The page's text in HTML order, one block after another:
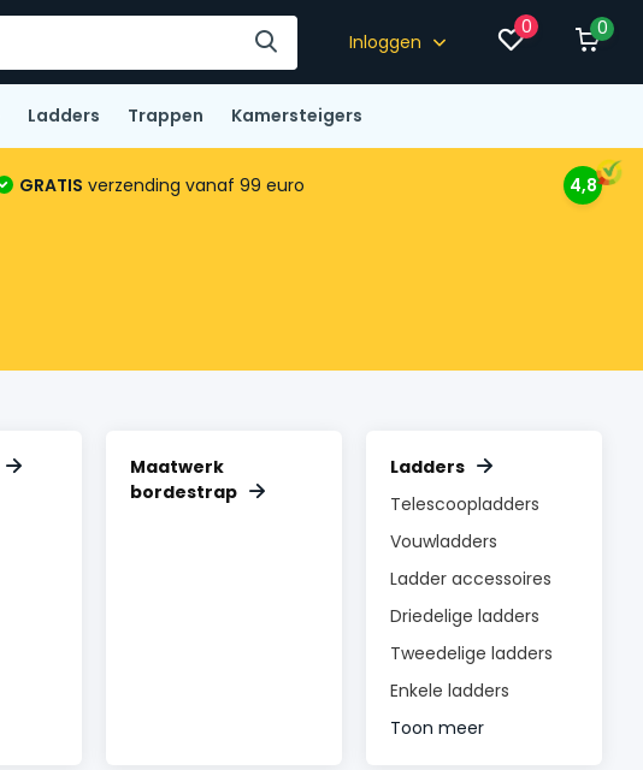
Inloggen
0 0
Ladders Trappen Kamersteigers
GRATIS verzending vanaf 99 euro 4,8
Maatwerk
bordestrap
Ladders
Telescoopladders
Vouwladders
Ladder accessoires
Driedelige ladders
Tweedelige ladders
Enkele ladders
Toon meer